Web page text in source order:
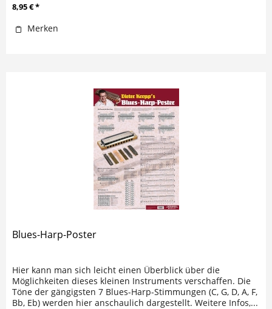
8,95 € *
Merken
Blues-Harp-Poster
Hier kann man sich leicht einen Überblick über die
Möglichkeiten dieses kleinen Instruments verschaffen. Die
Töne der gängigsten 7 Blues-Harp-Stimmungen (C, G, D, A, F,
Bb, Eb) werden hier anschaulich dargestellt. Weitere Infos,...